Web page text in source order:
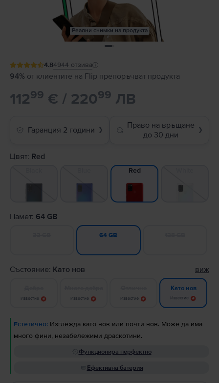
Реални снимки на продукта
4.84944 отзива
94% от клиентите на Flip препоръчват продукта
11299 € / 22099 ЛВ
Гаранция 2 години ❯
Право на връщане
до 30 дни
❯
Цвят: Red
Red
Памет: 64 GB
64 GB
Състояние: Като нов виж
Известие Известие Известие
Като нов
Известие
Естетично: Изглежда като нов или почти нов. Може да има
много фини, незабележими драскотини.
Функционира перфектно
Ефективна батерия